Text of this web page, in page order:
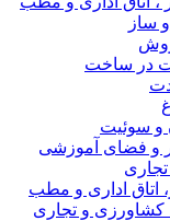
ساز
در ساخت
و سوئیت
و فضای آموزشی
تجاری
اتاق اداری و مطب
کشاورزی و تجاری